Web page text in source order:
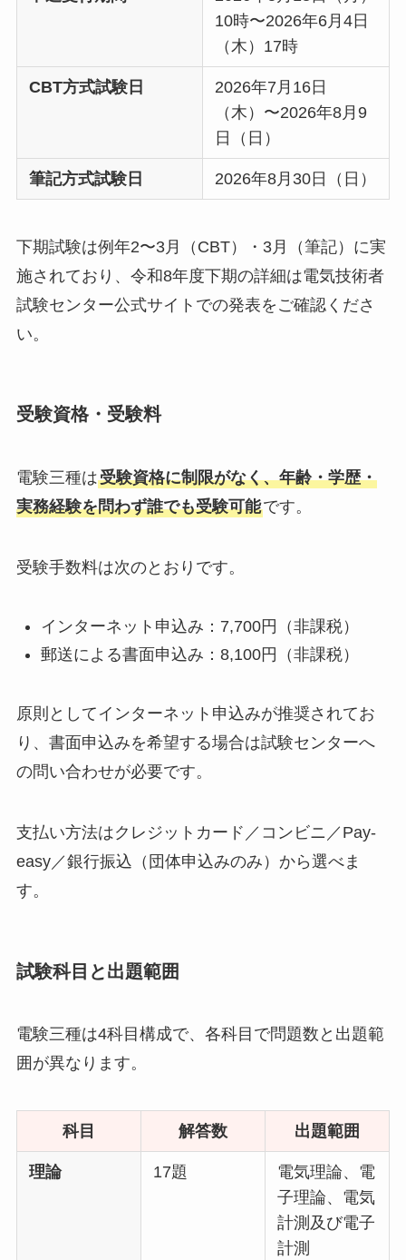
10時〜2026年6月4日
（木）17時
CBT方式試験日
2026年7月16日
（木）〜2026年8月9
日（日）
筆記方式試験日 2026年8月30日（日）
下期試験は例年2〜3月（CBT）・3月（筆記）に実
施されており、令和8年度下期の詳細は電気技術者
試験センター公式サイトでの発表をご確認くださ
い。
受験資格・受験料
電験三種は受験資格に制限がなく、年齢・学歴・
実務経験を問わず誰でも受験可能です。
受験手数料は次のとおりです。
インターネット申込み：7,700円（非課税）
郵送による書面申込み：8,100円（非課税）
原則としてインターネット申込みが推奨されてお
り、書面申込みを希望する場合は試験センターへ
の問い合わせが必要です。
支払い方法はクレジットカード／コンビニ／Pay-
easy／銀行振込（団体申込みのみ）から選べま
す。
試験科目と出題範囲
電験三種は4科目構成で、各科目で問題数と出題範
囲が異なります。
科目 解答数 出題範囲
理論 17題
電気理論、電
子理論、電気
計測及び電子
計測